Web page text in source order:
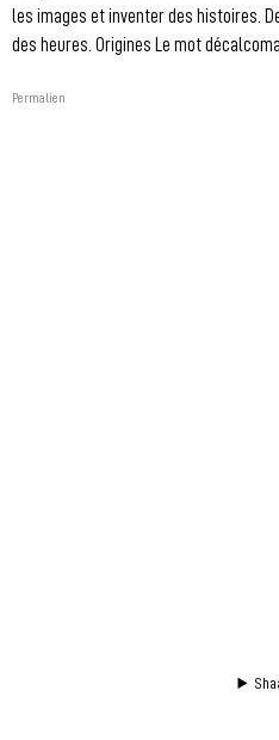
les images et inventer des histoires.
des heures. Origines Le mot
Permalien